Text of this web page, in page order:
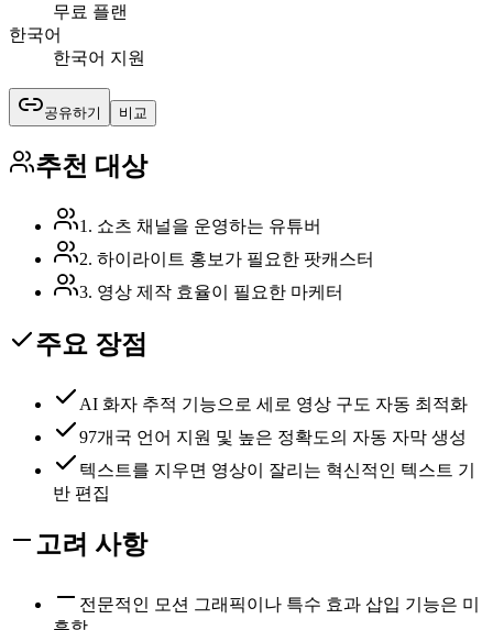
무료 플랜
한국어
한국어 지원
공유하기 비교
추천 대상
1. 쇼츠 채널을 운영하는 유튜버
2. 하이라이트 홍보가 필요한 팟캐스터
3. 영상 제작 효율이 필요한 마케터
주요 장점
AI 화자 추적 기능으로 세로 영상 구도 자동 최적화
97개국 언어 지원 및 높은 정확도의 자동 자막 생성
텍스트를 지우면 영상이 잘리는 혁신적인 텍스트 기
반 편집
고려 사항
전문적인 모션 그래픽이나 특수 효과 삽입 기능은 미